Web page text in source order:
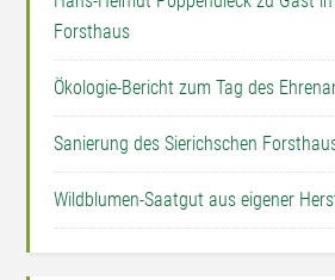
Forsthaus
Ökologie-Bericht zum Tag des
Sanierung des Sierichschen
Wildblumen-Saatgut aus eigener